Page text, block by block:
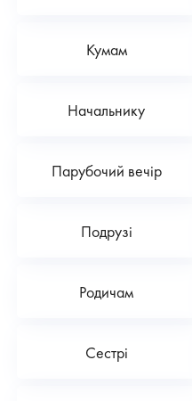
Кумам
Начальнику
Парубочий вечір
Подрузі
Родичам
Сестрі